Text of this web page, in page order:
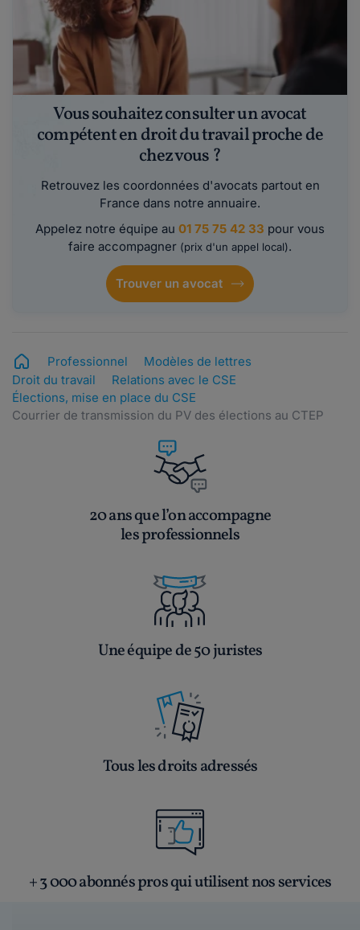
Vous souhaitez consulter un avocat
compétent en droit du travail proche de
chez vous ?
Retrouvez les coordonnées d'avocats partout en
France dans notre annuaire.
Appelez notre équipe au 01 75 75 42 33 pour vous
faire accompagner (prix d'un appel local).
Trouver un avocat
Professionnel
Modèles de lettres
Droit du travail
Relations avec le CSE
Élections, mise en place du CSE
Courrier de transmission du PV des élections au CTEP
20 ans que l’on accompagne
les professionnels
Une équipe de 50 juristes
Tous les droits adressés
+ 3 000 abonnés pros qui utilisent nos services